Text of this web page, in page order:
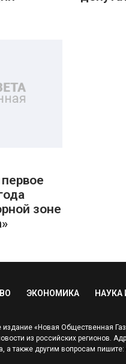
зоне
ЭКОНОМИКА НАУКА
«Новая Общественная
из российских регионов.
а также другим вопросам